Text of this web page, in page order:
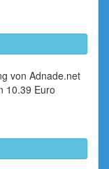
von Adnade.net
10.39 Euro